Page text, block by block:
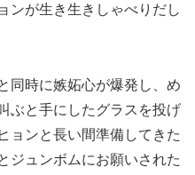
ンが生き生きしゃべりだし
同時に嫉妬心が爆発し、め
ぶと手にしたグラスを投げ
ョンと長い間準備してきた
ジュンボムにお願いされた